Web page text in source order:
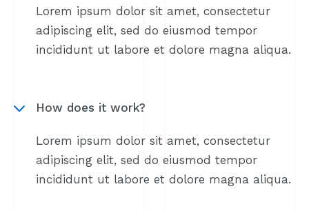
Lorem ipsum dolor sit amet, consectetur
adipiscing elit, sed do eiusmod tempor
incididunt ut labore et dolore magna aliqua.
How does it work?
Lorem ipsum dolor sit amet, consectetur
adipiscing elit, sed do eiusmod tempor
incididunt ut labore et dolore magna aliqua.